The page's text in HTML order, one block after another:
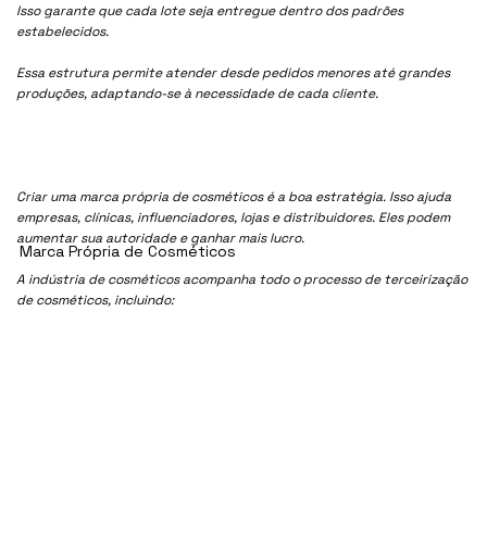
Isso garante que cada lote seja entregue dentro dos padrões
estabelecidos.
Essa estrutura permite atender desde pedidos menores até grandes
produções, adaptando-se à necessidade de cada cliente.
Criar uma marca própria de cosméticos é a boa estratégia. Isso ajuda
empresas, clínicas, influenciadores, lojas e distribuidores. Eles podem
aumentar sua autoridade e ganhar mais lucro.
A indústria de cosméticos acompanha todo o processo de terceirização
de cosméticos, incluindo:
Marca Própria de Cosméticos